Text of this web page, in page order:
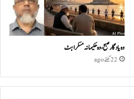
وہ یادگار صبح، وہ حکیمانہ مسکراہٹ
22 گھنٹے ago